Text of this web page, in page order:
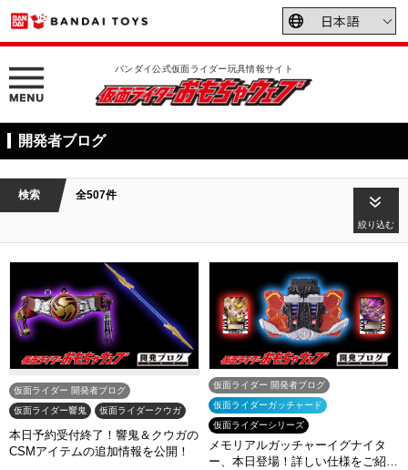
バンダイ公式仮面ライダー玩具情報サイト
開発者ブログ
検索 全507件
絞り込む
仮面ライダー 開発者ブログ
仮面ライダー響鬼
仮面ライダークウガ
本日予約受付終了！響鬼＆クウガの
CSMアイテムの追加情報を公開！
仮面ライダー 開発者ブログ
仮面ライダーガッチャード
仮面ライダーシリーズ
メモリアルガッチャーイグナイタ
ー、本日登場！詳しい仕様をご紹